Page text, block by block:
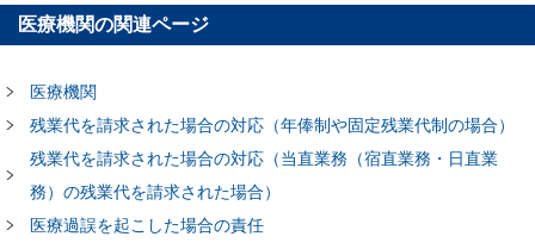
医療機関の関連ページ
医療機関
残業代を請求された場合の対応（年俸制や固定残業代制の場合）
残業代を請求された場合の対応（当直業務（宿直業務・日直業
務）の残業代を請求された場合）
医療過誤を起こした場合の責任